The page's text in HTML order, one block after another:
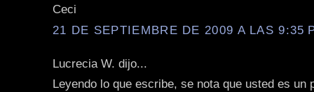
Ceci
21 DE SEPTIEMBRE DE 2009 A LAS 9:35
Lucrecia W. dijo...
Leyendo lo que escribe, se nota que usted es un